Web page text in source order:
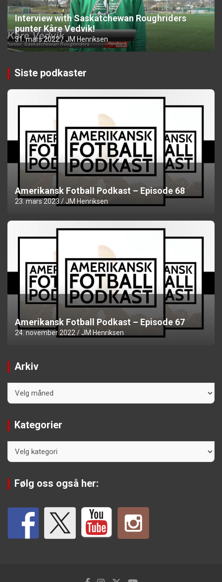
Interview with Saskatchewan Roughriders
punter Kåre Vedvik!
31. mars 2022 JM Henriksen
Siste podkaster
Amerikansk Fotball Podkast – Episode 68
23. mars 2023 JM Henriksen
Amerikansk Fotball Podkast – Episode 67
24. november 2022 JM Henriksen
Arkiv
Kategorier
Følg oss også her: